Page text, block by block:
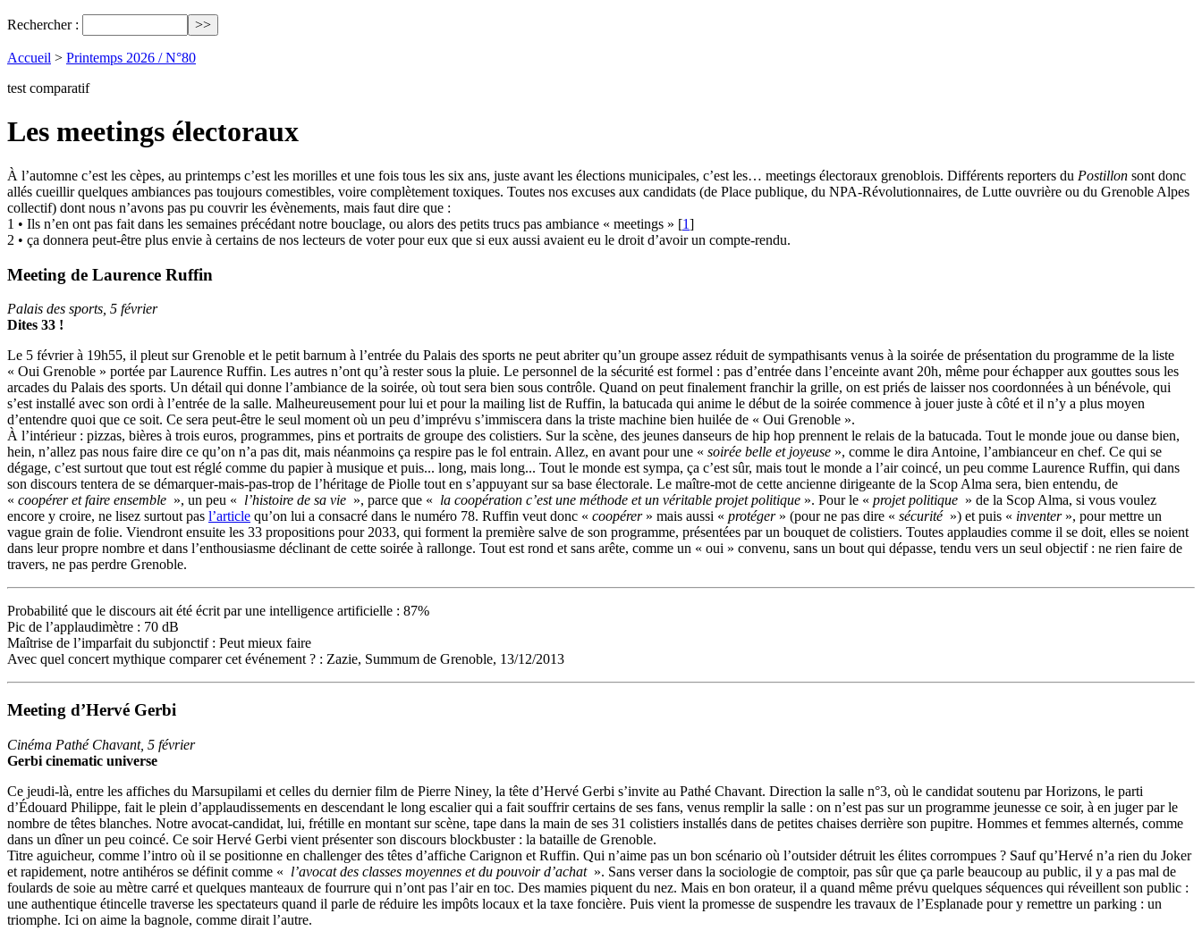
Rechercher :
Accueil > Printemps 2026 / N°80
test comparatif
Les meetings électoraux
À l’automne c’est les cèpes, au printemps c’est les morilles et une fois tous les six ans, juste avant les élections municipales, c’est les… meetings électoraux grenoblois. Différents reporters du Postillon sont donc
allés cueillir quelques ambiances pas toujours comestibles, voire complètement toxiques. Toutes nos excuses aux candidats (de Place publique, du NPA-Révolutionnaires, de Lutte ouvrière ou du Grenoble Alpes
collectif) dont nous n’avons pas pu couvrir les évènements, mais faut dire que :
1 • Ils n’en ont pas fait dans les semaines précédant notre bouclage, ou alors des petits trucs pas ambiance « meetings » [1]
2 • ça donnera peut-être plus envie à certains de nos lecteurs de voter pour eux que si eux aussi avaient eu le droit d’avoir un compte-rendu.
Meeting de Laurence Ruffin
Palais des sports, 5 février
Dites 33 !
Le 5 février à 19h55, il pleut sur Grenoble et le petit barnum à l’entrée du Palais des sports ne peut abriter qu’un groupe assez réduit de sympathisants venus à la soirée de présentation du programme de la liste
« Oui Grenoble » portée par Laurence Ruffin. Les autres n’ont qu’à rester sous la pluie. Le personnel de la sécurité est formel : pas d’entrée dans l’enceinte avant 20h, même pour échapper aux gouttes sous les
arcades du Palais des sports. Un détail qui donne l’ambiance de la soirée, où tout sera bien sous contrôle. Quand on peut finalement franchir la grille, on est priés de laisser nos coordonnées à un bénévole, qui
s’est installé avec son ordi à l’entrée de la salle. Malheureusement pour lui et pour la mailing list de Ruffin, la batucada qui anime le début de la soirée commence à jouer juste à côté et il n’y a plus moyen
d’entendre quoi que ce soit. Ce sera peut-être le seul moment où un peu d’imprévu s’immiscera dans la triste machine bien huilée de « Oui Grenoble ».
À l’intérieur : pizzas, bières à trois euros, programmes, pins et portraits de groupe des colistiers. Sur la scène, des jeunes danseurs de hip hop prennent le relais de la batucada. Tout le monde joue ou danse bien,
hein, n’allez pas nous faire dire ce qu’on n’a pas dit, mais néanmoins ça respire pas le fol entrain. Allez, en avant pour une « soirée belle et joyeuse », comme le dira Antoine, l’ambianceur en chef. Ce qui se
dégage, c’est surtout que tout est réglé comme du papier à musique et puis... long, mais long... Tout le monde est sympa, ça c’est sûr, mais tout le monde a l’air coincé, un peu comme Laurence Ruffin, qui dans
son discours tentera de se démarquer-mais-pas-trop de l’héritage de Piolle tout en s’appuyant sur sa base électorale. Le maître-mot de cette ancienne dirigeante de la Scop Alma sera, bien entendu, de
« coopérer et faire ensemble », un peu « l’histoire de sa vie », parce que « la coopération c’est une méthode et un véritable projet politique ». Pour le « projet politique » de la Scop Alma, si vous voulez
encore y croire, ne lisez surtout pas l’article qu’on lui a consacré dans le numéro 78. Ruffin veut donc « coopérer» mais aussi « protéger» (pour ne pas dire « sécurité ») et puis « inventer», pour mettre un
vague grain de folie. Viendront ensuite les 33 propositions pour 2033, qui forment la première salve de son programme, présentées par un bouquet de colistiers. Toutes applaudies comme il se doit, elles se noient
dans leur propre nombre et dans l’enthousiasme déclinant de cette soirée à rallonge. Tout est rond et sans arête, comme un « oui » convenu, sans un bout qui dépasse, tendu vers un seul objectif : ne rien faire de
travers, ne pas perdre Grenoble.
Probabilité que le discours ait été écrit par une intelligence artificielle : 87%
Pic de l’applaudimètre : 70 dB
Maîtrise de l’imparfait du subjonctif : Peut mieux faire
Avec quel concert mythique comparer cet événement ? : Zazie, Summum de Grenoble, 13/12/2013
Meeting d’Hervé Gerbi
Cinéma Pathé Chavant, 5 février
Gerbi cinematic universe
Ce jeudi-là, entre les affiches du Marsupilami et celles du dernier film de Pierre Niney, la tête d’Hervé Gerbi s’invite au Pathé Chavant. Direction la salle n°3, où le candidat soutenu par Horizons, le parti
d’Édouard Philippe, fait le plein d’applaudissements en descendant le long escalier qui a fait souffrir certains de ses fans, venus remplir la salle : on n’est pas sur un programme jeunesse ce soir, à en juger par le
nombre de têtes blanches. Notre avocat-candidat, lui, frétille en montant sur scène, tape dans la main de ses 31 colistiers installés dans de petites chaises derrière son pupitre. Hommes et femmes alternés, comme
dans un dîner un peu coincé. Ce soir Hervé Gerbi vient présenter son discours blockbuster : la bataille de Grenoble.
Titre aguicheur, comme l’intro où il se positionne en challenger des têtes d’affiche Carignon et Ruffin. Qui n’aime pas un bon scénario où l’outsider détruit les élites corrompues ? Sauf qu’Hervé n’a rien du Joker
et rapidement, notre antihéros se définit comme « l’avocat des classes moyennes et du pouvoir d’achat ». Sans verser dans la sociologie de comptoir, pas sûr que ça parle beaucoup au public, il y a pas mal de
foulards de soie au mètre carré et quelques manteaux de fourrure qui n’ont pas l’air en toc. Des mamies piquent du nez. Mais en bon orateur, il a quand même prévu quelques séquences qui réveillent son public :
une authentique étincelle traverse les spectateurs quand il parle de réduire les impôts locaux et la taxe foncière. Puis vient la promesse de suspendre les travaux de l’Esplanade pour y remettre un parking : un
triomphe. Ici on aime la bagnole, comme dirait l’autre.